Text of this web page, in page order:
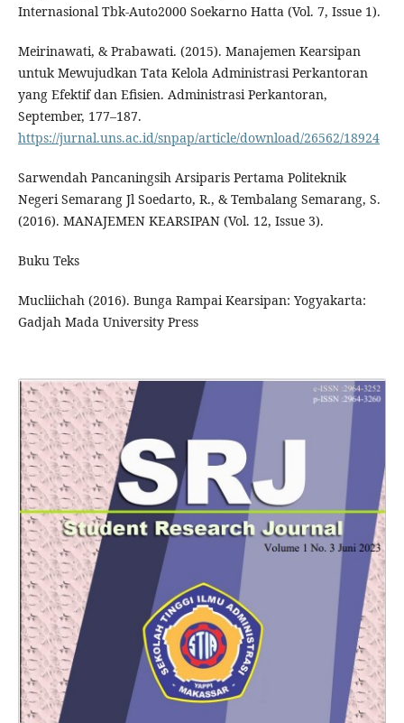
Internasional Tbk-Auto2000 Soekarno Hatta (Vol. 7, Issue 1).
Meirinawati, & Prabawati. (2015). Manajemen Kearsipan
untuk Mewujudkan Tata Kelola Administrasi Perkantoran
yang Efektif dan Efisien. Administrasi Perkantoran,
September, 177–187.
https://jurnal.uns.ac.id/snpap/article/download/26562/18924
Sarwendah Pancaningsih Arsiparis Pertama Politeknik
Negeri Semarang Jl Soedarto, R., & Tembalang Semarang, S.
(2016). MANAJEMEN KEARSIPAN (Vol. 12, Issue 3).
Buku Teks
Mucliichah (2016). Bunga Rampai Kearsipan: Yogyakarta:
Gadjah Mada University Press